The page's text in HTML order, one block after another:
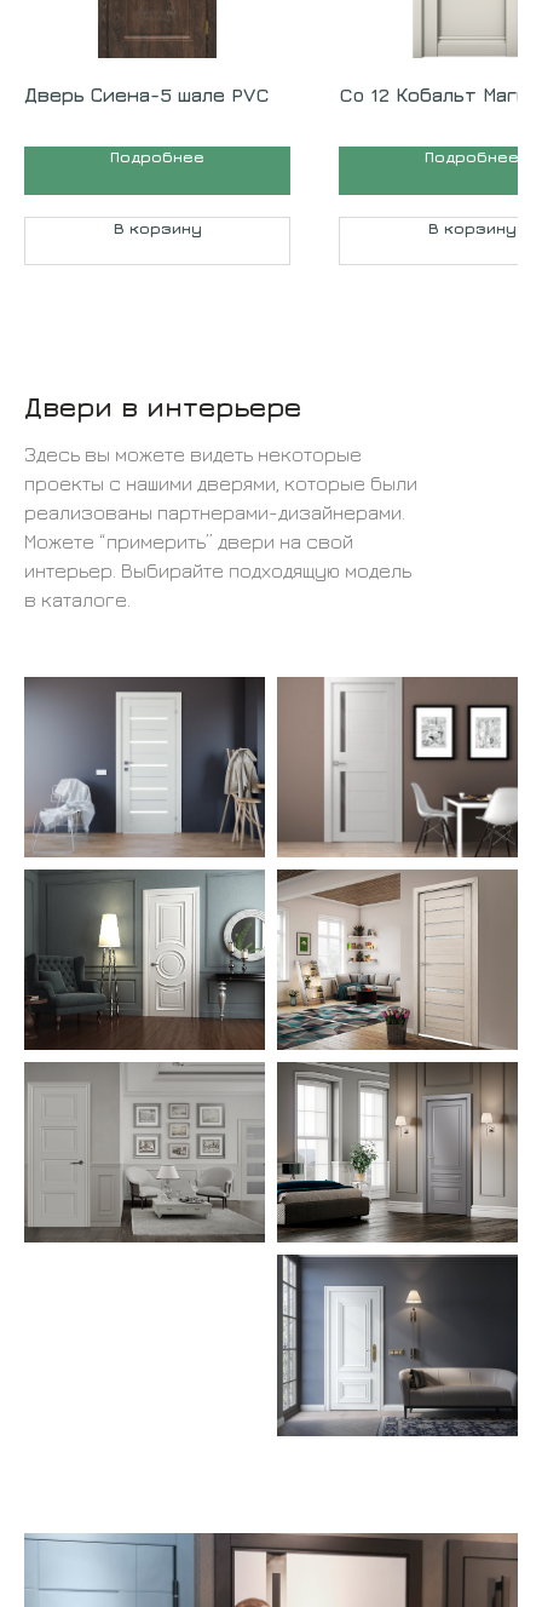
Дверь Сиена-5 шале PVC
Подробнее
В корзину
Co 12 Кобальт
Подробнее
В корзину
Двери в интерьере
Здесь вы можете видеть некоторые
проекты с нашими дверями, которые были
реализованы партнерами-дизайнерами.
Можете “примерить” двери на свой
интерьер. Выбирайте подходящую модель
в каталоге.